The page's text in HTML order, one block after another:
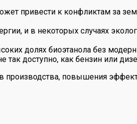
привести к конфликтам за
и в некоторых случаях
долях биоэтанола без
так доступно, как бензин или
производства, повышения